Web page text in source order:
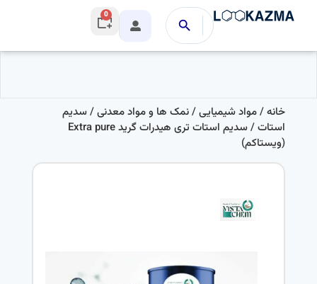
0
خانه/مواد شیمیایی/نمک ها و مواد معدنی/سدیم
استات
/ سدیم استات تری هیدرات گرید Extra pure
(ویستاکم)